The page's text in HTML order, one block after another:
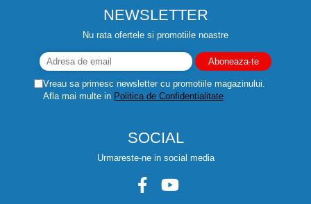
NEWSLETTER
Nu rata ofertele si promotiile noastre
Vreau sa primesc newsletter cu promotiile magazinului.
Afla mai multe in Politica de Confidentialitate
SOCIAL
Urmareste-ne in social media